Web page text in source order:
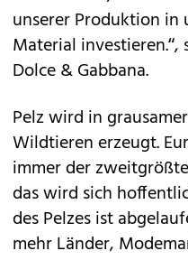
unserer Produktion
Material
Dolce & Gabbana.
Pelz wird in
Wildtieren erzeugt.
immer der
das wird sich
des Pelzes ist
mehr Länder,